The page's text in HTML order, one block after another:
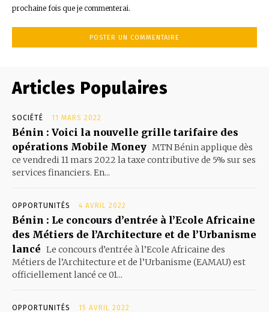
prochaine fois que je commenterai.
Articles Populaires
SOCIÉTÉ 11 MARS 2022
Bénin : Voici la nouvelle grille tarifaire des
opérations Mobile Money MTN Bénin applique dès
ce vendredi 11 mars 2022 la taxe contributive de 5% sur ses
services financiers. En...
OPPORTUNITÉS 4 AVRIL 2022
Bénin : Le concours d’entrée à l’Ecole Africaine
des Métiers de l’Architecture et de l’Urbanisme
lancé Le concours d’entrée à l’Ecole Africaine des
Métiers de l’Architecture et de l’Urbanisme (EAMAU) est
officiellement lancé ce 01...
OPPORTUNITÉS 15 AVRIL 2022